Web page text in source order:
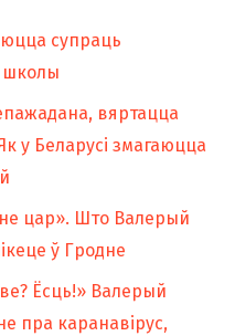
супраць
школы
вяртацца
у Беларусі змагаюцца
не цар». Што Валерый
ў Гродне
Ёсць!» Валерый
пра каранавірус,